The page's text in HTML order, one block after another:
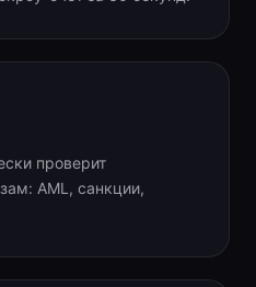
проверит
AML, санкции,